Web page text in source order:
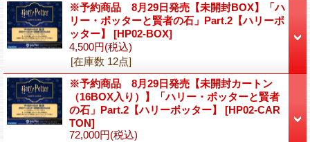
※予約商品 8月29日発売【未開封BOX】「ハ
リー・ポッターと賢者の石」Part.2【ハリーポ
ッター】 [HP02-BOX]
4,500円(税込)
[在庫数 12点]
※予約商品 8月29日発売【未開封カートン
（16BOX入り）】「ハリー・ポッターと賢者
の石」Part.2【ハリーポッター】 [HP02-CAR
TON]
72,000円(税込)